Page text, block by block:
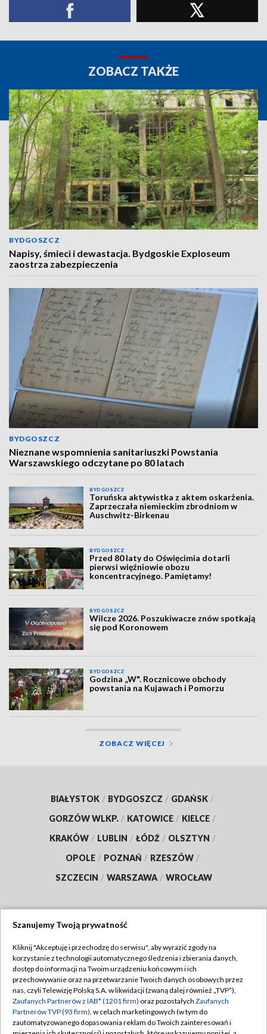
ZOBACZ TAKŻE
BYDGOSZCZ
Napisy, śmieci i dewastacja. Bydgoskie Exploseum
zaostrza zabezpieczenia
BYDGOSZCZ
Nieznane wspomnienia sanitariuszki Powstania
Warszawskiego odczytane po 80 latach
BYDGOSZCZ
Toruńska aktywistka z aktem oskarżenia.
Zaprzeczała niemieckim zbrodniom w
Auschwitz-Birkenau
BYDGOSZCZ
Przed 80 laty do Oświęcimia dotarli
pierwsi więźniowie obozu
koncentracyjnego. Pamiętamy!
BYDGOSZCZ
Wilcze 2026. Poszukiwacze znów spotkają
się pod Koronowem
BYDGOSZCZ
Godzina „W". Rocznicowe obchody
powstania na Kujawach i Pomorzu
ZOBACZ WIĘCEJ
BIAŁYSTOK / BYDGOSZCZ / GDAŃSK /
GORZÓW WLKP. / KATOWICE / KIELCE /
KRAKÓW / LUBLIN / ŁÓDŹ / OLSZTYN /
OPOLE / POZNAŃ / RZESZÓW /
SZCZECIN / WARSZAWA / WROCŁAW
TVP
Abonament TVP
Emisja w TVP
Centrum informacji TVP
Regulamin TVP
Polityka prywatności
Moje zgody
Szanujemy Twoją prywatność
Kliknij "Akceptuję i przechodzę do serwisu", aby wyrazić zgody na
korzystanie z technologii automatycznego śledzenia i zbierania danych,
dostęp do informacji na Twoim urządzeniu końcowym i ich
przechowywanie oraz na przetwarzanie Twoich danych osobowych przez
nas, czyli Telewizję Polską S.A. w likwidacji (zwaną dalej również „TVP”),
Zaufanych Partnerów z IAB* (1201 firm) oraz pozostałych Zaufanych
Partnerów TVP (93 firm), w celach marketingowych (w tym do
zautomatyzowanego dopasowania reklam do Twoich zainteresowań i